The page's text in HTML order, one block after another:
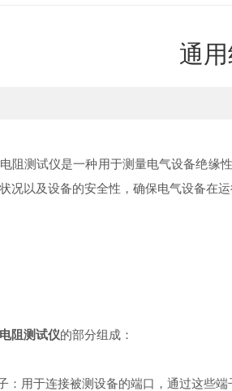
通
测试仪是一种用于测量电气设备绝缘性
况以及设备的安全性，确保电气设备在
阻测试仪的部分组成：
用于连接被测设备的端口，通过这些端